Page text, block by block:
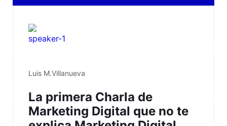
Luis M.Villanueva
La primera Charla de
Marketing Digital que no te